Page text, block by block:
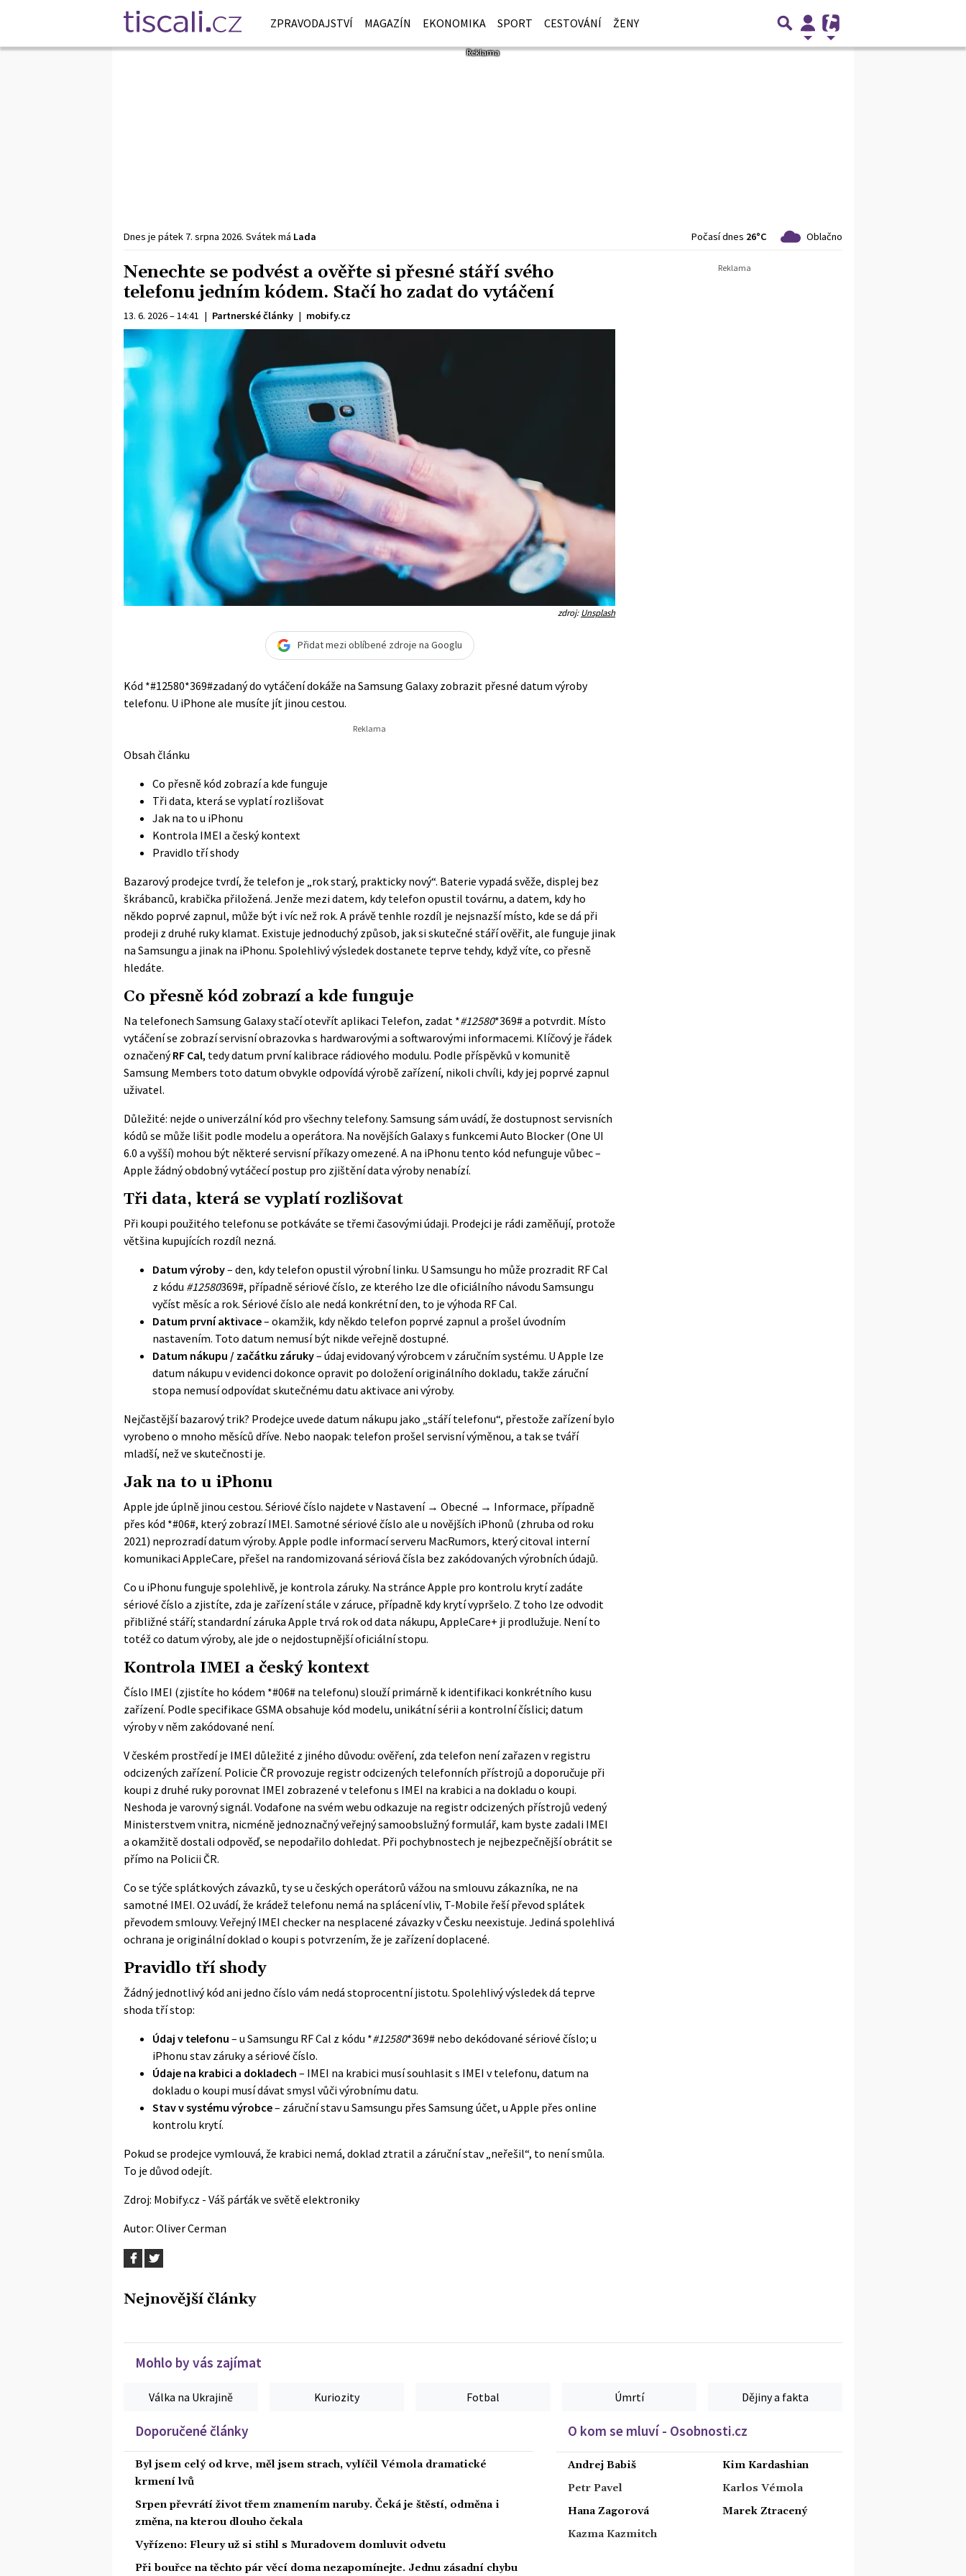
ZPRAVODAJSTVÍ MAGAZÍN EKONOMIKA SPORT CESTOVÁNÍ ŽENY
Dnes je pátek 7. srpna 2026. Svátek má Lada Počasí dnes 26°C Oblačno
Nenechte se podvést a ověřte si přesné stáří svého
telefonu jedním kódem. Stačí ho zadat do vytáčení
13. 6. 2026 – 14:41 | Partnerské články | mobify.cz
zdroj:Unsplash
Přidat mezi oblíbené zdroje na Googlu
Kód *#12580*369#zadaný do vytáčení dokáže na Samsung Galaxy zobrazit přesné datum výroby
telefonu. U iPhone ale musíte jít jinou cestou.
Obsah článku
Co přesně kód zobrazí a kde funguje
Tři data, která se vyplatí rozlišovat
Jak na to u iPhonu
Kontrola IMEI a český kontext
Pravidlo tří shody
Bazarový prodejce tvrdí, že telefon je „rok starý, prakticky nový“. Baterie vypadá svěže, displej bez
škrábanců, krabička přiložená. Jenže mezi datem, kdy telefon opustil továrnu, a datem, kdy ho
někdo poprvé zapnul, může být i víc než rok. A právě tenhle rozdíl je nejsnazší místo, kde se dá při
prodeji z druhé ruky klamat. Existuje jednoduchý způsob, jak si skutečné stáří ověřit, ale funguje jinak
na Samsungu a jinak na iPhonu. Spolehlivý výsledek dostanete teprve tehdy, když víte, co přesně
hledáte.
Co přesně kód zobrazí a kde funguje
Na telefonech Samsung Galaxy stačí otevřít aplikaci Telefon, zadat *#12580*369# a potvrdit. Místo
vytáčení se zobrazí servisní obrazovka s hardwarovými a softwarovými informacemi. Klíčový je řádek
označenýRF Cal, tedy datum první kalibrace rádiového modulu. Podle příspěvků v komunitě
Samsung Members toto datum obvykle odpovídá výrobě zařízení, nikoli chvíli, kdy jej poprvé zapnul
uživatel.
Důležité: nejde o univerzální kód pro všechny telefony. Samsung sám uvádí, že dostupnost servisních
kódů se může lišit podle modelu a operátora. Na novějších Galaxy s funkcemi Auto Blocker (One UI
6.0 a vyšší) mohou být některé servisní příkazy omezené. A na iPhonu tento kód nefunguje vůbec –
Apple žádný obdobný vytáčecí postup pro zjištění data výroby nenabízí.
Tři data, která se vyplatí rozlišovat
Při koupi použitého telefonu se potkáváte se třemi časovými údaji. Prodejci je rádi zaměňují, protože
většina kupujících rozdíl nezná.
Datum výroby– den, kdy telefon opustil výrobní linku. U Samsungu ho může prozradit RF Cal
z kódu #12580369#, případně sériové číslo, ze kterého lze dle oficiálního návodu Samsungu
vyčíst měsíc a rok. Sériové číslo ale nedá konkrétní den, to je výhoda RF Cal.
Datum první aktivace– okamžik, kdy někdo telefon poprvé zapnul a prošel úvodním
nastavením. Toto datum nemusí být nikde veřejně dostupné.
Datum nákupu / začátku záruky– údaj evidovaný výrobcem v záručním systému. U Apple lze
datum nákupu v evidenci dokonce opravit po doložení originálního dokladu, takže záruční
stopa nemusí odpovídat skutečnému datu aktivace ani výroby.
Nejčastější bazarový trik? Prodejce uvede datum nákupu jako „stáří telefonu“, přestože zařízení bylo
vyrobeno o mnoho měsíců dříve. Nebo naopak: telefon prošel servisní výměnou, a tak se tváří
mladší, než ve skutečnosti je.
Jak na to u iPhonu
Apple jde úplně jinou cestou. Sériové číslo najdete v Nastavení → Obecné → Informace, případně
přes kód *#06#, který zobrazí IMEI. Samotné sériové číslo ale u novějších iPhonů (zhruba od roku
2021) neprozradí datum výroby. Apple podle informací serveru MacRumors, který citoval interní
komunikaci AppleCare, přešel na randomizovaná sériová čísla bez zakódovaných výrobních údajů.
Co u iPhonu funguje spolehlivě, je kontrola záruky. Na stránce Apple pro kontrolu krytízadáte
sériové číslo a zjistíte, zda je zařízení stále v záruce, případně kdy krytí vypršelo. Z toho lze odvodit
přibližné stáří; standardní záruka Apple trvá rok od data nákupu, AppleCare+ ji prodlužuje. Není to
totéž co datum výroby, ale jde o nejdostupnější oficiální stopu.
Kontrola IMEI a český kontext
Číslo IMEI (zjistíte ho kódem *#06# na telefonu) slouží primárně k identifikaci konkrétního kusu
zařízení. Podle specifikace GSMAobsahuje kód modelu, unikátní sérii a kontrolní číslici; datum
výroby v něm zakódované není.
V českém prostředí je IMEI důležité z jiného důvodu: ověření, zda telefon není zařazen v registru
odcizených zařízení. Policie ČR provozuje registr odcizených telefonních přístrojů a doporučuje při
koupi z druhé ruky porovnat IMEI zobrazené v telefonu s IMEI na krabici a na dokladu o koupi.
Neshoda je varovný signál. Vodafone na svém webu odkazuje na registr odcizených přístrojů vedený
Ministerstvem vnitra, nicméně jednoznačný veřejný samoobslužný formulář, kam byste zadali IMEI
a okamžitě dostali odpověď, se nepodařilo dohledat. Při pochybnostech je nejbezpečnější obrátit se
přímo na Policii ČR.
Co se týče splátkových závazků, ty se u českých operátorů vážou na smlouvu zákazníka, ne na
samotné IMEI. O2 uvádí, že krádež telefonu nemá na splácení vliv, T-Mobile řeší převod splátek
převodem smlouvy. Veřejný IMEI checker na nesplacené závazky v Česku neexistuje. Jediná spolehlivá
ochrana je originální doklad o koupi s potvrzením, že je zařízení doplacené.
Pravidlo tří shody
Žádný jednotlivý kód ani jedno číslo vám nedá stoprocentní jistotu. Spolehlivý výsledek dá teprve
shoda tří stop:
Údaj v telefonu – u Samsungu RF Cal z kódu *#12580*369# nebo dekódované sériové číslo; u
iPhonu stav záruky a sériové číslo.
Údaje na krabici a dokladech – IMEI na krabici musí souhlasit s IMEI v telefonu, datum na
dokladu o koupi musí dávat smysl vůči výrobnímu datu.
Stav v systému výrobce– záruční stav u Samsungu přes Samsung účet, u Apple přes online
kontrolu krytí.
Pokud se prodejce vymlouvá, že krabici nemá, doklad ztratil a záruční stav „neřešil“, to není smůla.
To je důvod odejít.
Zdroj: Mobify.cz - Váš párťák ve světě elektroniky
Autor: Oliver Cerman
Nejnovější články
Mohlo by vás zajímat
Válka na Ukrajině Kuriozity Fotbal Úmrtí Dějiny a fakta
Doporučené články
Byl jsem celý od krve, měl jsem strach, vylíčil Vémola dramatické
krmení lvů
Srpen převrátí život třem znamením naruby. Čeká je štěstí, odměna i
změna, na kterou dlouho čekala
Vyřízeno: Fleury už si stihl s Muradovem domluvit odvetu
Při bouřce na těchto pár věcí doma nezapomínejte. Jednu zásadní chybu
O kom se mluví - Osobnosti.cz
Andrej Babiš
Petr Pavel
Hana Zagorová
Kazma Kazmitch
Kim Kardashian
Karlos Vémola
Marek Ztracený